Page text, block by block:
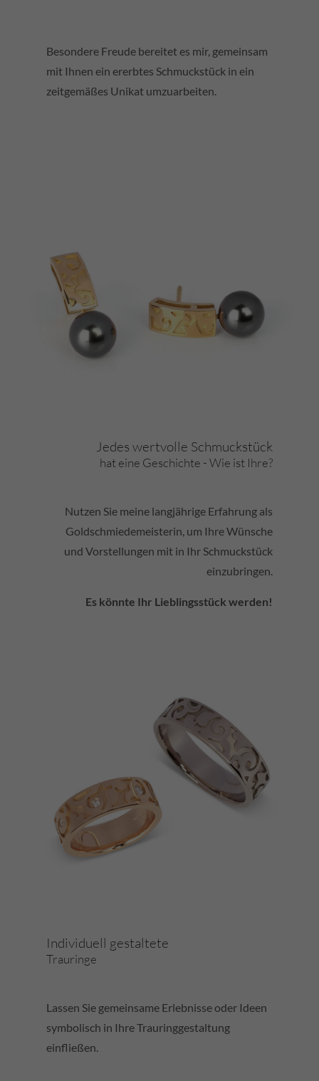
Besondere Freude bereitet es mir, gemeinsam
mit Ihnen ein ererbtes Schmuckstück in ein
zeitgemäßes Unikat umzuarbeiten.
Jedes wertvolle Schmuckstück
hat eine Geschichte - Wie ist Ihre?
Nutzen Sie meine langjährige Erfahrung als
Goldschmiedemeisterin, um Ihre Wünsche
und Vorstellungen mit in Ihr Schmuckstück
einzubringen.
Es könnte Ihr Lieblingsstück werden!
Individuell gestaltete
Trauringe
Lassen Sie gemeinsame Erlebnisse oder Ideen
symbolisch in Ihre Trauringgestaltung
einfließen.